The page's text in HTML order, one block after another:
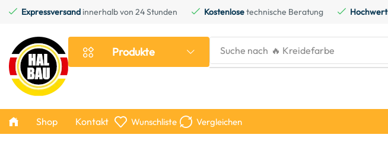
Expressversand innerhalb von 24 Stunden Kostenlosetechnische Beratung
Produkte Suche nach 🔥 Kreidefarbe
Shop Kontakt Wunschliste Vergleichen